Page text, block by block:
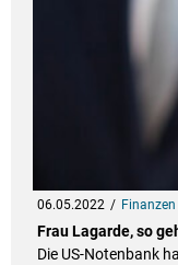
06.05.2022 Finanzen
Frau Lagarde, so
Die US-Notenbank